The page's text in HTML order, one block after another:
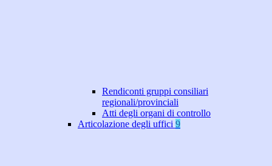
Rendiconti gruppi consiliari
regionali/provinciali
Atti degli organi di controllo
Articolazione degli uffici 9